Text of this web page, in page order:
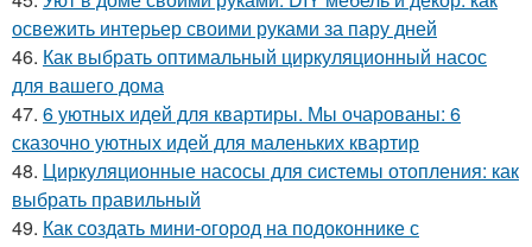
освежить интерьер своими руками за пару дней
46. Как выбрать оптимальный циркуляционный насос
для вашего дома
47. 6 уютных идей для квартиры. Мы очарованы: 6
сказочно уютных идей для маленьких квартир
48. Циркуляционные насосы для системы отопления: как
выбрать правильный
49. Как создать мини-огород на подоконнике с